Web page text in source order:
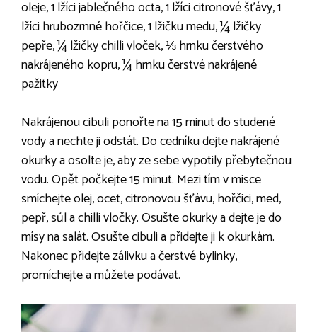
oleje, 1 lžíci jablečného octa, 1 lžíci citronové šťávy, 1
lžíci hrubozrnné hořčice, 1 lžičku medu, ¼ lžičky
pepře, ¼ lžičky chilli vloček, ⅓ hrnku čerstvého
nakrájeného kopru, ¼ hrnku čerstvé nakrájené
pažitky
Nakrájenou cibuli ponořte na 15 minut do studené
vody a nechte ji odstát. Do cedníku dejte nakrájené
okurky a osolte je, aby ze sebe vypotily přebytečnou
vodu. Opět počkejte 15 minut. Mezi tím v misce
smíchejte olej, ocet, citronovou šťávu, hořčici, med,
pepř, sůl a chilli vločky. Osušte okurky a dejte je do
mísy na salát. Osušte cibuli a přidejte ji k okurkám.
Nakonec přidejte zálivku a čerstvé bylinky,
promíchejte a můžete podávat.